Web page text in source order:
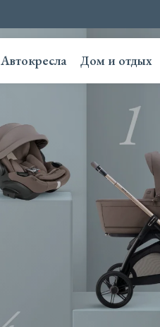
Автокресла Дом и отдых